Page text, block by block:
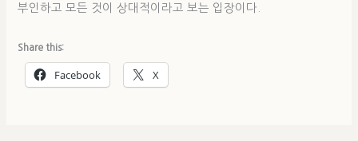
부인하고 모든 것이 상대적이라고 보는 입장이다.
Share this:
Facebook X